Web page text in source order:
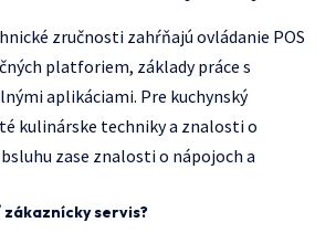
zručnosti zahŕňajú ovládanie POS
platforiem, základy práce s
aplikáciami. Pre kuchynský
kulinárske techniky a znalosti o
zase znalosti o nápojoch a
servis?